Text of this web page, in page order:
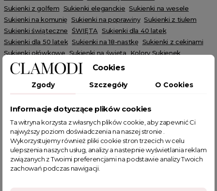
Sukienki z golfem Sukienki eleganckie Sukienki na wesele
Sukienki na komunię Sukienki na poprawiny Sukienki z tiulem
Sukienki świąteczne ŚWIĘTA Sukienki dla 40 latek
Sukienki dla 50 latek Sukienki na 18-nastkę Sukienki z cekinami
Sukienki ołówkowe Sukienki na święta Kolory Sukienek
Bordowe Sukienki Wiosenne Uroczystości
Jesienne Uroczystości
Zimowe Uroczystości
POWIĄZANE TAGI
sukienka midi
sukienka beżowa
Cookies
Zgody Szczegóły O Cookies
Informacje dotyczące plików cookies
Ta witryna korzysta z własnych plików cookie, aby zapewnić Ci
najwyższy poziom doświadczenia na naszej stronie .
Wykorzystujemy również pliki cookie stron trzecich w celu
ulepszenia naszych usług, analizy a nastepnie wyświetlania reklam
związanych z Twoimi preferencjami na podstawie analizy Twoich
zachowań podczas nawigacji.